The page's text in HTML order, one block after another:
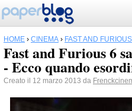
HOME › CINEMA › FAST AND FURIOUS
Fast and Furious 6
- Ecco quando
Creato il 12 marzo 2013 da